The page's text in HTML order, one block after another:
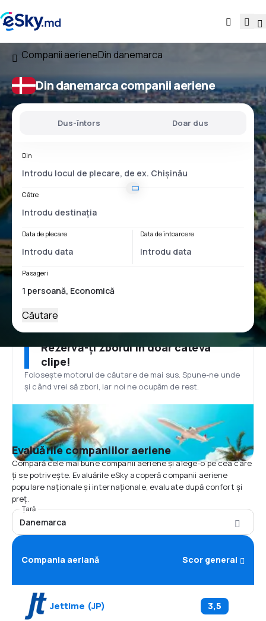
Companii aerieneDin danemarca
Din danemarca companii aeriene
Dus-întors Doar dus
Din
Către
Data de plecare Data de întoarcere
Pasageri
Căutare
Rezervă-ți zborul în doar câteva
clipe!
Folosește motorul de căutare de mai sus. Spune-ne unde
și când vrei să zbori, iar noi ne ocupăm de rest.
Evaluările companiilor aeriene
Compară cele mai bune companii aeriene și alege-o pe cea care
ți se potrivește. Evaluările eSky acoperă companii aeriene
populare naționale și internaționale, evaluate după confort și
preț.
Țară
Danemarca
Compania aeriană Scor general
Jettime (JP) 3,5